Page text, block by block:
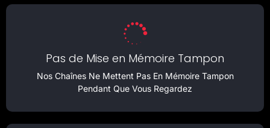
Pas de Mise en Mémoire Tampon
Nos Chaînes Ne Mettent Pas En Mémoire Tampon
Pendant Que Vous Regardez